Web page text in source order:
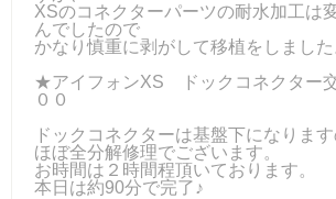
XSのコネクターパーツの耐水加工は
んでしたので
かなり慎重に剥がして移植をしました
★アイフォンXS ドックコネクター
００
ドックコネクターは基盤下になりま
ほぼ全分解修理でございます。
お時間は２時間程頂いております。
本日は約90分で完了♪